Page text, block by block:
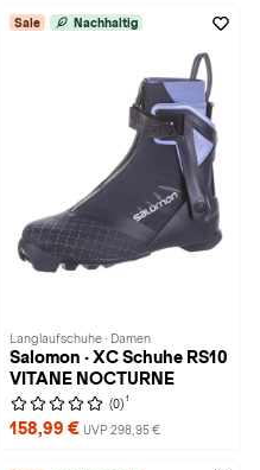
Sale Nachhaltig
Langlaufschuhe · Damen
Salomon · XC Schuhe RS10
VITANE NOCTURNE
(0) 1
158,99 € UVP 298,95 €